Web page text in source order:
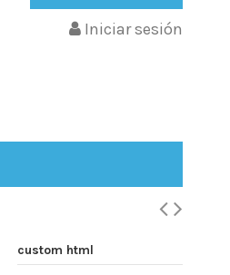
Iniciar sesión
custom html